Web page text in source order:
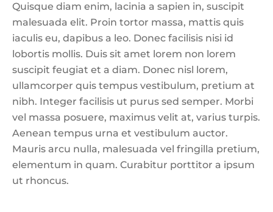
Quisque diam enim, lacinia a sapien in, suscipit
malesuada elit. Proin tortor massa, mattis quis
iaculis eu, dapibus a leo. Donec facilisis nisi id
lobortis mollis. Duis sit amet lorem non lorem
suscipit feugiat et a diam. Donec nisl lorem,
ullamcorper quis tempus vestibulum, pretium at
nibh. Integer facilisis ut purus sed semper. Morbi
vel massa posuere, maximus velit at, varius turpis.
Aenean tempus urna et vestibulum auctor.
Mauris arcu nulla, malesuada vel fringilla pretium,
elementum in quam. Curabitur porttitor a ipsum
ut rhoncus.